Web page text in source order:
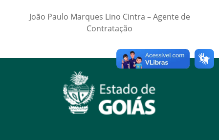
João Paulo Marques Lino Cintra – Agente de
Contratação